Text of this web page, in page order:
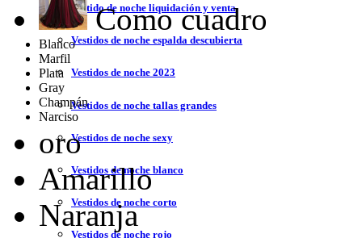
Vestido de noche liquidación y venta
Vestidos de noche espalda descubierta
Vestidos de noche 2023
Vestidos de noche tallas grandes
Vestidos de noche sexy
Vestidos de noche blanco
Vestidos de noche corto
Vestidos de noche rojo
Como cuadro
Blanco
Marfil
Plata
Gray
Champán
Narciso
oro
Amarillo
Naranja